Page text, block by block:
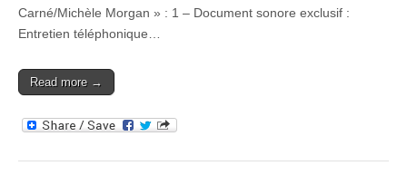
Carné/Michèle Morgan » : 1 – Document sonore exclusif :
Entretien téléphonique…
Read more →